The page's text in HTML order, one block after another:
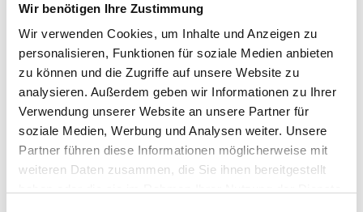
Wir benötigen Ihre Zustimmung
Wir verwenden Cookies, um Inhalte und Anzeigen zu
personalisieren, Funktionen für soziale Medien anbieten
zu können und die Zugriffe auf unsere Website zu
analysieren. Außerdem geben wir Informationen zu Ihrer
Verwendung unserer Website an unsere Partner für
soziale Medien, Werbung und Analysen weiter. Unsere
Partner führen diese Informationen möglicherweise mit
weiteren Daten zusammen, die Sie ihnen bereitgestellt
Mietspiegel nach Baujahr pro qm 2026 in
Ilmenau
Der Mietpreis einer Wohnung in Ilmenau hängt von einer Vielzahl
von Faktoren ab, und eines der entscheidenden Kriterien ist das
Baujahr der Immobilie. Das Alter eines Gebäudes kann einen
erheblichen Einfluss auf den Mietpreis haben, da es wichtige
Informationen über den Zustand, die Ausstattung und die